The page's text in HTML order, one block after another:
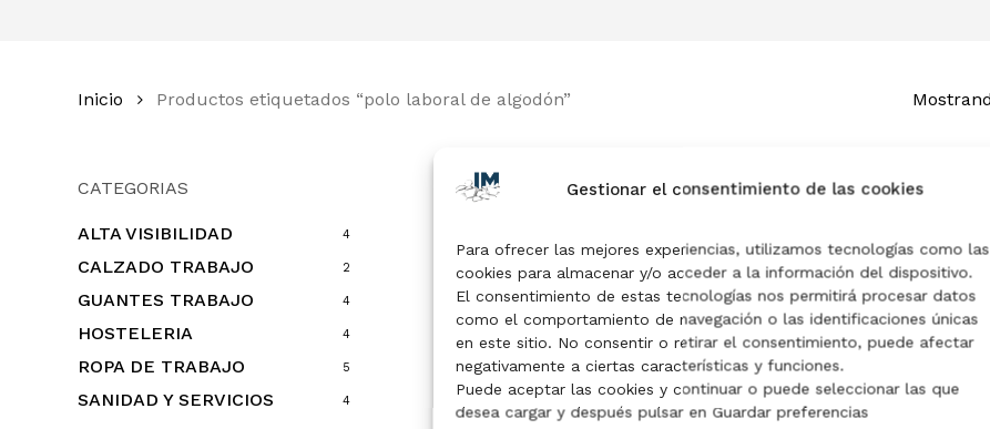
Gestionar el consentimiento de las cookies
Para ofrecer las mejores experiencias, utilizamos tecnologías como las
cookies para almacenar y/o acceder a la información del dispositivo.
El consentimiento de estas tecnologías nos permitirá procesar datos
como el comportamiento de navegación o las identificaciones únicas
en este sitio. No consentir o retirar el consentimiento, puede afectar
negativamente a ciertas características y funciones.
Puede aceptar las cookies y continuar o puede seleccionar las que
desea cargar y después pulsar en Guardar preferencias
Inicio Productos etiquetados “polo laboral de algodón”
CATEGORIAS
ALTA VISIBILIDAD 4
CALZADO TRABAJO 2
GUANTES TRABAJO 4
HOSTELERIA 4
ROPA DE TRABAJO 5
SANIDAD Y SERVICIOS 4